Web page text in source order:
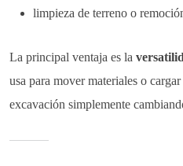
limpieza de terreno o
La principal ventaja es la
usa para mover materiales o
excavación simplemente